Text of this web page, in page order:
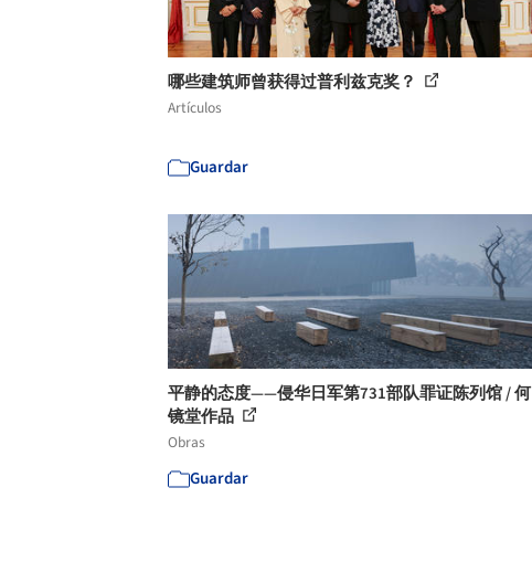
哪些建筑师曾获得过普利兹克奖？
Artículos
Guardar
平静的态度——侵华日军第731部队罪证陈列馆 / 何
镜堂作品
Obras
Guardar